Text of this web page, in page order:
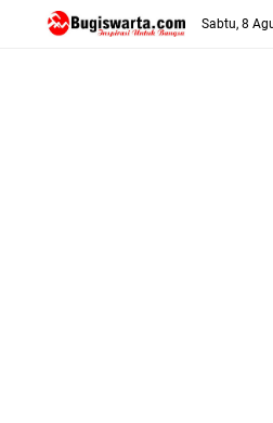
Sabtu, 8